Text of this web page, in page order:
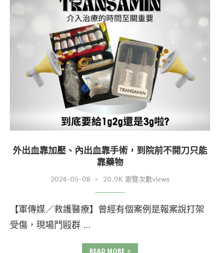
外出血靠加壓、內出血靠手術，到院前不開刀只能
靠藥物
2024-05-08 20.9K 瀏覽次數views
【軍傳媒／救護醫療】曾經有個案例是報案說打架
受傷，現場鬥毆群 …
READ MORE